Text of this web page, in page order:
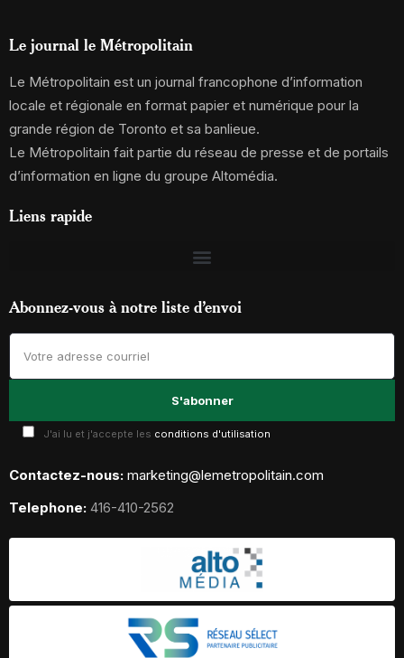
Le journal le Métropolitain
Le Métropolitain est un journal francophone d’information
locale et régionale en format papier et numérique pour la
grande région de Toronto et sa banlieue.
Le Métropolitain fait partie du réseau de presse et de portails
d’information en ligne du groupe Altomédia.
Liens rapide
Abonnez-vous à notre liste d’envoi
J'ai lu et j'accepte les conditions d'utilisation
Contactez-nous: marketing@lemetropolitain.com
Telephone: 416-410-2562